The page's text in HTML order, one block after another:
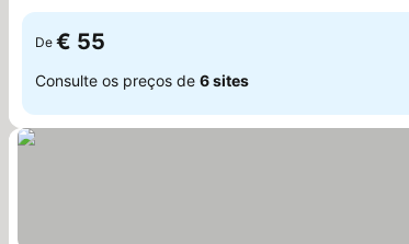
De € 55
Consulte os preços de 6 sites